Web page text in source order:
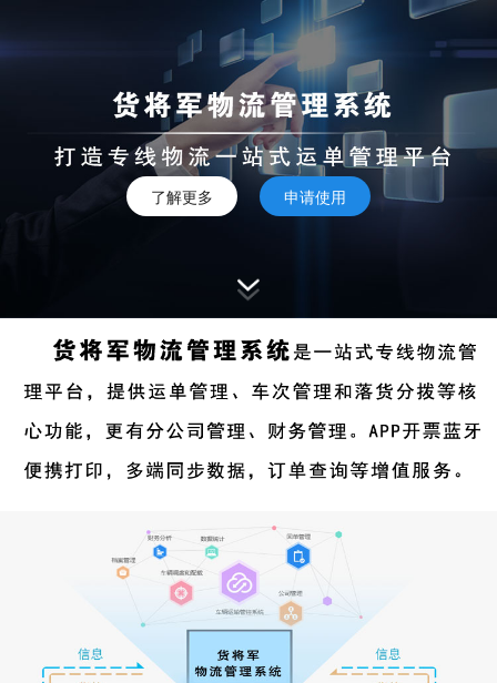
了解更多 申请使用